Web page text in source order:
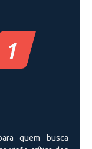
quem busca